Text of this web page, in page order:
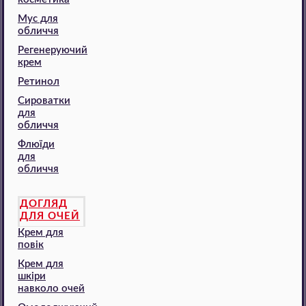
Мус для
обличчя
Регенеруючий
крем
Ретинол
Сироватки
для
обличчя
Флюїди
для
обличчя
ДОГЛЯД
ДЛЯ ОЧЕЙ
Крем для
повік
Крем для
шкіри
навколо очей